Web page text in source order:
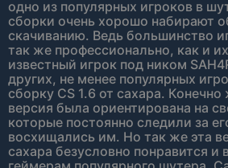
одно из популярных игроков в
сборки очень хорошо набирают
скачиванию. Ведь большинство
так же профессионально, как и
известный игрок под ником
других, не менее популярных
сборку CS 1.6 от сахара.
версия была ориентирована на
которые постоянно следили за
восхищались им. Но так же эта
сахара безусловно понравится и